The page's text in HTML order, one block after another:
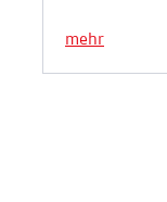
mehr